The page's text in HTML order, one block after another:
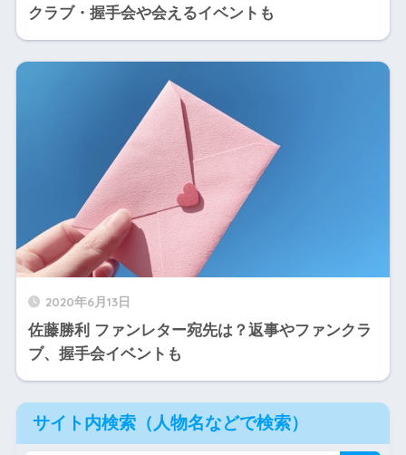
クラブ・握手会や会えるイベントも
2020年6月13日
佐藤勝利 ファンレター宛先は？返事やファンクラ
ブ、握手会イベントも
サイト内検索（人物名などで検索）